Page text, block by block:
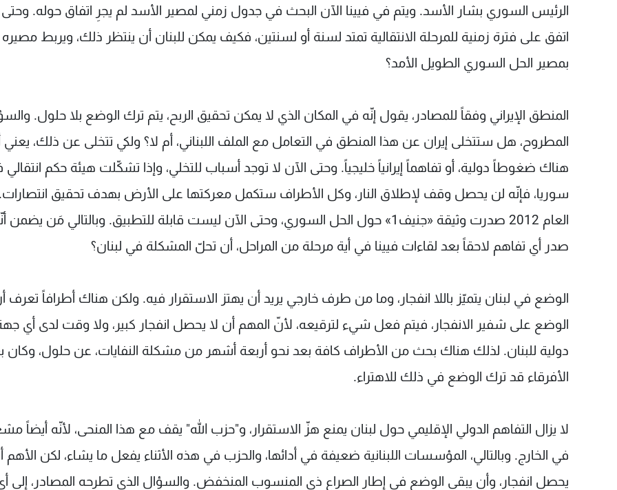
الرئيس السوري بشار الأسد. ويتم في فيينا الآن البحث في جدول زمني لمصير الأسد لم يجرِ اتفاق حوله. وحتى
اتفق على فترة زمنية للمرحلة الانتقالية تمتد لسنة أو لسنتين، فكيف يمكن للبنان أن ينتظر ذلك، ويربط مصيره
بمصير الحل السوري الطويل الأمد؟
المنطق الإيراني وفقاً للمصادر، يقول إنّه في المكان الذي لا يمكن تحقيق الربح، يتم ترك الوضع بلا حلول.
المطروح، هل ستتخلى إيران عن هذا المنطق في التعامل مع الملف اللبناني، أم لا؟ ولكي تتخلى عن ذلك، يعني
هناك ضغوطاً دولية، أو تفاهماً إيرانياً خليجياً. وحتى الآن لا توجد أسباب للتخلي، وإذا تشكّلت هيئة حكم
سوريا، فإنّه لن يحصل وقف لإطلاق النار، وكل الأطراف ستكمل معركتها على الأرض بهدف تحقيق
العام 2012 صدرت وثيقة «جنيف1» حول الحل السوري، وحتى الآن ليست قابلة للتطبيق. وبالتالي مَن يضمن
صدر أي تفاهم لاحقاً بعد لقاءات فيينا في أية مرحلة من المراحل، أن تحلّ المشكلة في لبنان؟
الوضع في لبنان يتميّز باللا انفجار، وما من طرف خارجي يريد أن يهتز الاستقرار فيه. ولكن هناك أطرافاً تعرف
الوضع على شفير الانفجار، فيتم فعل شيء لترقيعه، لأنّ المهم أن لا يحصل انفجار كبير، ولا وقت لدى أي
دولية للبنان. لذلك هناك بحث من الأطراف كافة بعد نحو أربعة أشهر من مشكلة النفايات، عن حلول،
الأفرقاء قد ترك الوضع في ذلك للاهتراء.
لا يزال التفاهم الدولي الإقليمي حول لبنان يمنع هزّ الاستقرار، و"حزب الله" يقف مع هذا المنحى، لأنّه أيضاً
في الخارج. وبالتالي، المؤسسات اللبنانية ضعيفة في أدائها، والحزب في هذه الأثناء يفعل ما يشاء، لكن الأهم
يحصل انفجار، وأن يبقى الوضع في إطار الصراع ذي المنسوب المنخفض. والسؤال الذي تطرحه المصادر، إلى